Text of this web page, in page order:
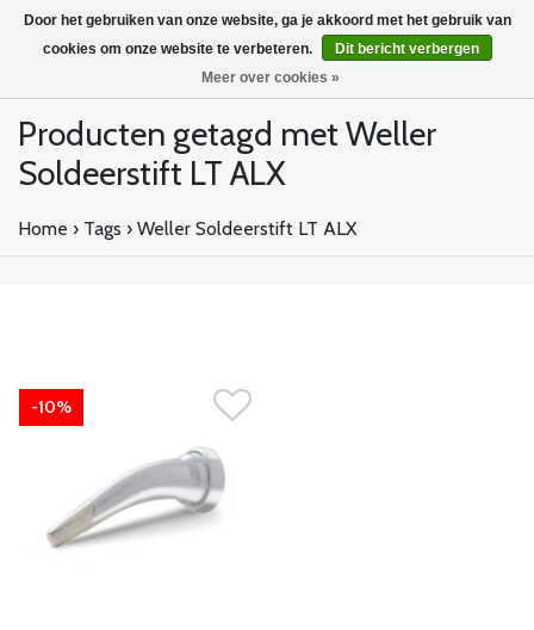
Producten getagd met Weller
Soldeerstift LT ALX
Home › Tags › Weller Soldeerstift LT ALX
-10%
Door het gebruiken van onze website, ga je akkoord met het gebruik van
cookies om onze website te verbeteren.
Dit bericht verbergen
Meer over cookies »